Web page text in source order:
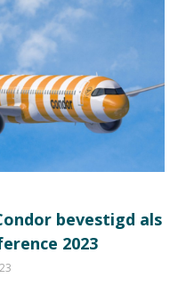
bevestigd als
2023